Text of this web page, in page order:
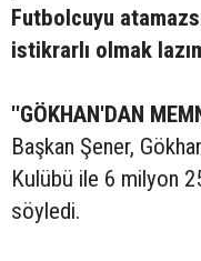
Futbolcuyu
istikrarlı olmak
''GÖKHAN'DAN
Başkan Şener,
Kulübü ile 6 milyon
söyledi.